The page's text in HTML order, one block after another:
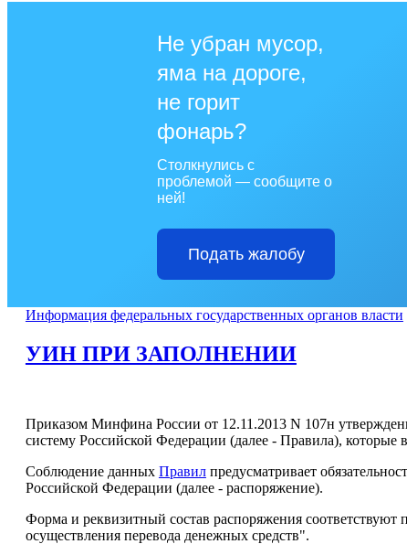
Не убран мусор,
яма на дороге,
не горит
фонарь?
Столкнулись с
проблемой — сообщите о
ней!
Подать жалобу
Информация федеральных государственных органов власти
УИН ПРИ ЗАПОЛНЕНИИ
Приказом Минфина России от 12.11.2013 N 107н
систему Российской Федерации (далее - Правила), которые
Соблюдение данных Правилпредусматривает
Российской Федерации (далее - распоряжение).
Форма и реквизитный состав распоряжения
осуществления перевода денежных средств".